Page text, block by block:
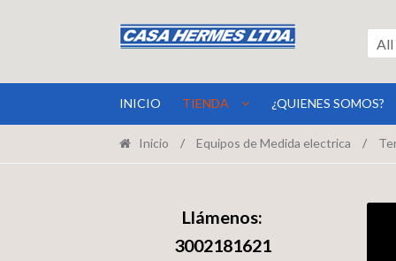
a
la
al
contenido
All
INICIO TIENDA ¿QUIENES SOMOS?
Inicio / Equipos de Medida electrica /
Llámenos:
3002181621